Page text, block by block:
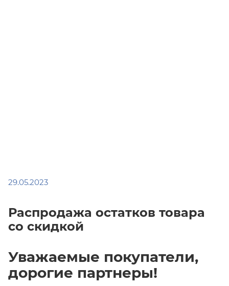
29.05.2023
Распродажа остатков товара
со скидкой
Уважаемые покупатели,
дорогие партнеры!